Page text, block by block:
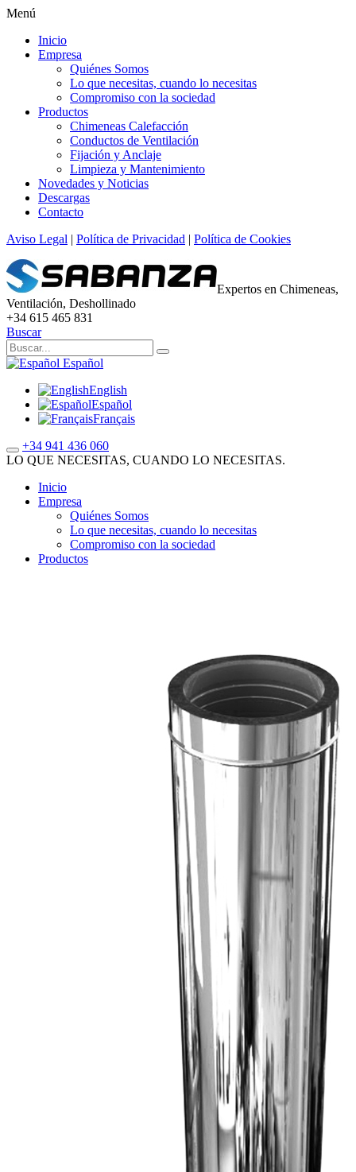
Menú
Inicio
Empresa
Quiénes Somos
Lo que necesitas, cuando lo necesitas
Compromiso con la sociedad
Productos
Chimeneas Calefacción
Conductos de Ventilación
Fijación y Anclaje
Limpieza y Mantenimiento
Novedades y Noticias
Descargas
Contacto
Aviso Legal | Política de Privacidad | Política de Cookies
Expertos en Chimeneas,
Ventilación, Deshollinado
+34 615 465 831
Buscar
Español
English
Español
Français
+34 941 436 060
LO QUE NECESITAS, CUANDO LO NECESITAS.
Inicio
Empresa
Quiénes Somos
Lo que necesitas, cuando lo necesitas
Compromiso con la sociedad
Productos